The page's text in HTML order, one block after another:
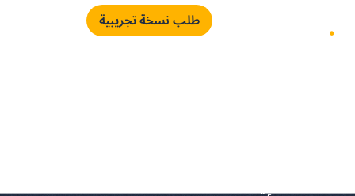
طلب نسخة تجريبية